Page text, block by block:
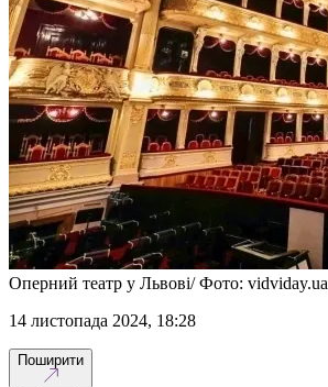
Оперний театр у Львові/ Фото: vidviday.ua
14 листопада 2024, 18:28
Поширити